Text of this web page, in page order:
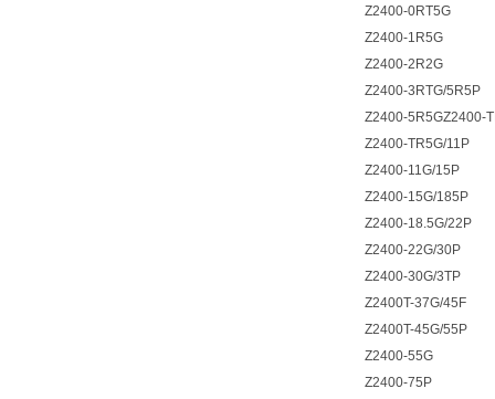
Z2400-0RT5G
Z2400-1R5G
Z2400-2R2G
Z2400-3RTG/5R5P
Z2400-5R5GZ2400-
Z2400-TR5G/11P
Z2400-11G/15P
Z2400-15G/185P
Z2400-18.5G/22P
Z2400-22G/30P
Z2400-30G/3TP
Z2400T-37G/45F
Z2400T-45G/55P
Z2400-55G
Z2400-75P